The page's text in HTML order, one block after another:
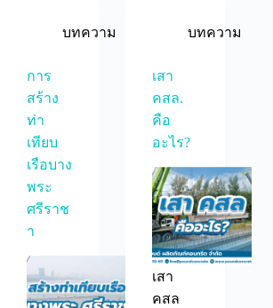
บทความ
การ
สร้าง
ท่า
เทียบ
เรือบาง
พระ
ศรีราช
า
บทความ
เสา
คสล.
คือ
อะไร?
เสา
คสล